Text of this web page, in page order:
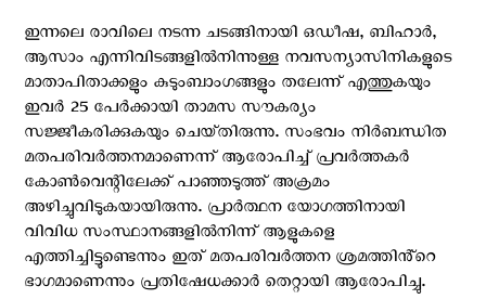
ഇന്നലെ രാവിലെ നടന്ന ചടങ്ങിനായി ഒഡീഷ, ബിഹാർ,
ആസാം എന്നിവിടങ്ങളിൽനിന്നുള്ള നവസന്യാസിനികളുടെ
മാതാപിതാക്കളും കുടുംബാംഗങ്ങളും തലേന്ന് എത്തുകയും
ഇവർ 25 പേർക്കായി താമസ സൗകര്യം
സജ്ജീകരിക്കുകയും ചെയ്‌തിരുന്നു. സംഭവം നിർബന്ധിത
മതപരിവർത്തനമാണെന്ന് ആരോപിച്ച് പ്രവർത്തകർ
കോണ്‍വെന്റിലേക്ക് പാഞ്ഞടുത്ത് അക്രമം
അഴിച്ചുവിടുകയായിരുന്നു. പ്രാർത്ഥന യോഗത്തിനായി
വിവിധ സംസ്ഥാനങ്ങളിൽനിന്ന് ആളുകളെ
എത്തിച്ചിട്ടുണ്ടെന്നും ഇത് മതപരിവർത്തന ശ്രമത്തിൻ്റെ
ഭാഗമാണെന്നും പ്രതിഷേധക്കാർ തെറ്റായി ആരോപിച്ചു.